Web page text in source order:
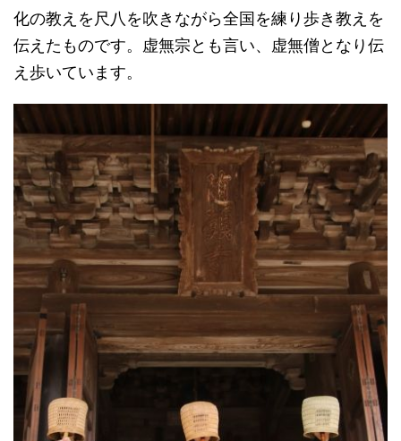
化の教えを尺八を吹きながら全国を練り歩き教えを
伝えたものです。虚無宗とも言い、虚無僧となり伝
え歩いています。